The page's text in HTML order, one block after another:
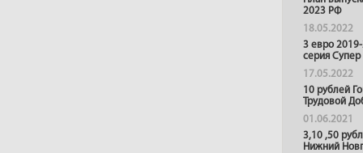
2023 РФ
18.05.2022
3 евро
серия
17.05.2022
10 рублей
Трудовой
01.06.2021
3,10 ,50
Нижний